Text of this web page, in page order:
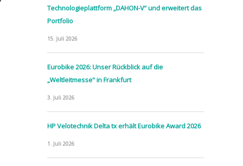
Technologieplattform „DAHON-V“ und erweitert das
Portfolio
15. Juli 2026
Eurobike 2026: Unser Rückblick auf die
„Weltleitmesse“ in Frankfurt
3. Juli 2026
HP Velotechnik Delta tx erhält Eurobike Award 2026
1. Juli 2026